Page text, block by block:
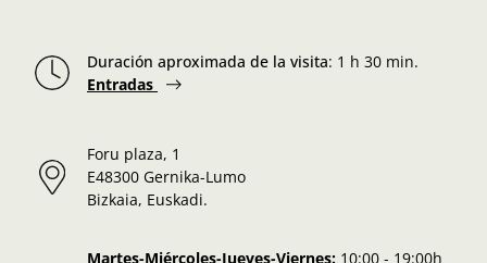
Duración aproximada de la visita: 1 h 30 min.
Entradas
Foru plaza, 1
E48300 Gernika-Lumo
Bizkaia, Euskadi.
Martes-Miércoles-Jueves-Viernes: 10:00 - 19:00h